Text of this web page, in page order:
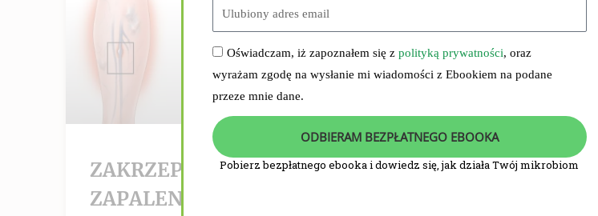
ZAKRZEPICA /
ZAPALENIE ŻYŁ
PRZEBIEG I WYNIKI
Oświadczam, iż zapoznałem się z polityką prywatności, oraz
wyrażam zgodę na wysłanie mi wiadomości z Ebookiem na podane
przeze mnie dane.
ODBIERAM BEZPŁATNEGO EBOOKA
Pobierz bezpłatnego ebooka i dowiedz się, jak działa Twój mikrobiom